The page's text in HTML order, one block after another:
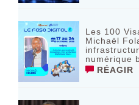
Les 100
Michaël
numérique
RÉAGIR